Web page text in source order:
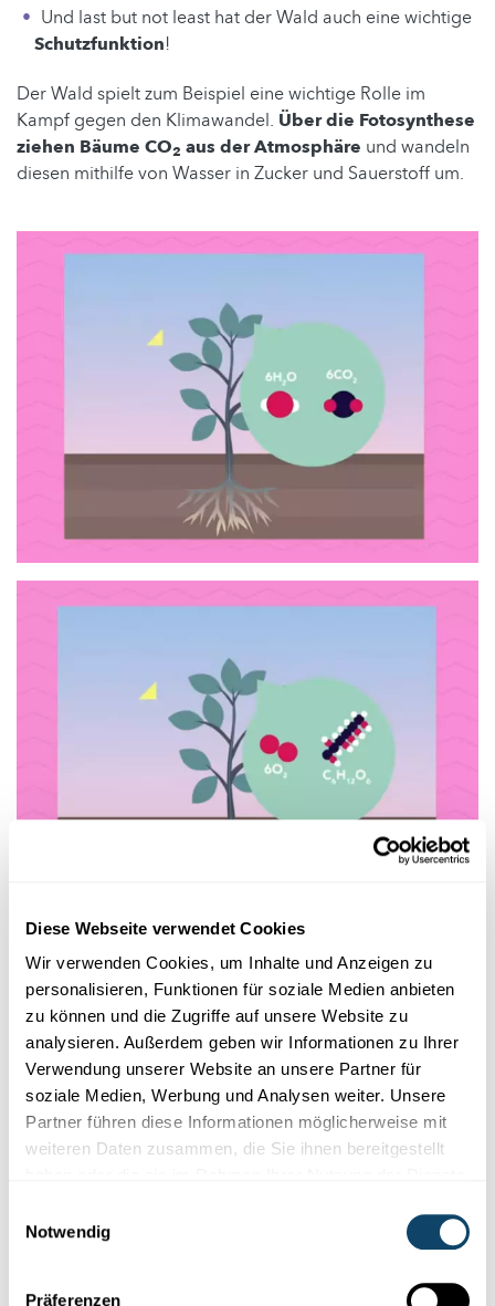
Diese Webseite verwendet Cookies
Wir verwenden Cookies, um Inhalte und Anzeigen zu
personalisieren, Funktionen für soziale Medien anbieten
zu können und die Zugriffe auf unsere Website zu
analysieren. Außerdem geben wir Informationen zu Ihrer
Verwendung unserer Website an unsere Partner für
soziale Medien, Werbung und Analysen weiter. Unsere
Partner führen diese Informationen möglicherweise mit
weiteren Daten zusammen, die Sie ihnen bereitgestellt
Notwendig
Präferenzen
Und last but not least hat der Wald auch eine wichtige
Schutzfunktion!
Der Wald spielt zum Beispiel eine wichtige Rolle im
Kampf gegen den Klimawandel. Über die Fotosynthese
ziehen Bäume CO2 aus der Atmosphäre und wandeln
diesen mithilfe von Wasser in Zucker und Sauerstoff um.
Das CO2aus der Luft wird demnach im Holz in Form von
Kohlenstoff gebunden. Je weniger gesunde Bäume es
gibt, umso weniger CO 2wird gebunden.
10 Tonnen CO
. Zum Vergleich: Aktuell liegen die